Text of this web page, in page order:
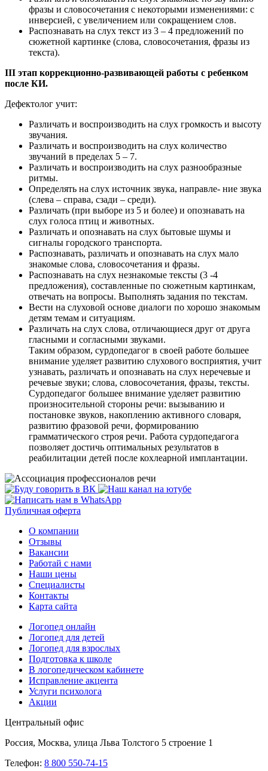
фразы и словосочетания с некоторыми изменениями: с
инверсией, с увеличением или сокращением слов.
Распознавать на слух текст из 3 – 4 предложений по
сюжетной картинке (слова, словосочетания, фразы из
текста).
​III этап коррекционно-развивающей работы с ребенком
после КИ.
​Дефектолог учит:
​Различать и воспроизводить на слух громкость и высоту
звучания.
Различать и воспроизводить на слух количество
звучаний в пределах 5 – 7.
Различать и воспроизводить на слух разнообразные
ритмы.
Определять на слух источник звука, направле- ние звука
(слева – справа, сзади – среди).
Различать (при выборе из 5 и более) и опознавать на
слух голоса птиц и животных.
Различать и опознавать на слух бытовые шумы и
сигналы городского транспорта.
Распознавать, различать и опознавать на слух мало
знакомые слова, словосочетания и фразы.
Распознавать на слух незнакомые тексты (3 -4
предложения), составленные по сюжетным картинкам,
отвечать на вопросы. Выполнять задания по текстам.
Вести на слуховой основе диалоги по хорошо знакомым
детям темам и ситуациям.
Различать на слух слова, отличающиеся друг от друга
гласными и согласными звуками.
Таким образом, сурдопедагог в своей работе большее
внимание уделяет развитию слухового восприятия, учит
узнавать, различать и опознавать на слух неречевые и
речевые звуки; слова, словосочетания, фразы, тексты.
Сурдопедагог большее внимание уделяет развитию
произносительной стороны речи: вызыванию и
постановке звуков, накоплению активного словаря,
развитию фразовой речи, формированию
грамматического строя речи. Работа сурдопедагога
позволяет достичь оптимальных результатов в
реабилитации детей после кохлеарной имплантации.
Публичная оферта
О компании
Отзывы
Вакансии
Работай с нами
Наши цены
Специалисты
Контакты
Карта сайта
Логопед онлайн
Логопед для детей
Логопед для взрослых
Подготовка к школе
В логопедическом кабинете
Исправление акцента
Услуги психолога
Акции
Центральный офис
Россия, Москва, улица Льва Толстого 5 строение 1
Телефон: 8 800 550-74-15